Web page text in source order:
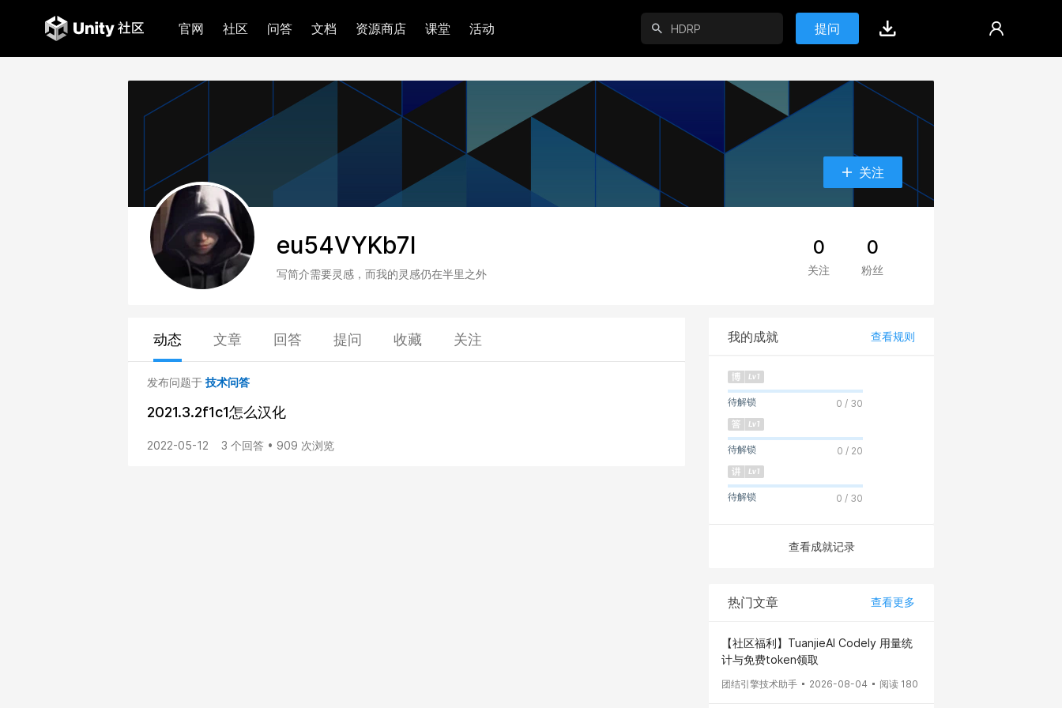
官网 社区 问答 文档 资源商店 课堂 活动 提问
关注
eu54VYKb7l
写简介需要灵感，而我的灵感仍在半里之外
0
关注
0
粉丝
动态 文章 回答 提问 收藏 关注
发布问题于 技术问答
2021.3.2f1c1怎么汉化
2022-05-12 3 个回答 • 909 次浏览
我的成就 查看规则
待解锁 0 / 30
待解锁 0 / 20
待解锁 0 / 30
查看成就记录
热门文章 查看更多
【社区福利】TuanjieAI Codely 用量统
计与免费token领取
团结引擎技术助手 2026-08-04 阅读 180